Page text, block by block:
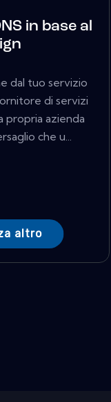
in base al
dal tuo servizio
di servizi
azienda
che u...
altro